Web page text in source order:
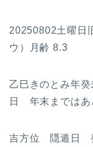
20250802土曜日
ウ）月齢 8.3
乙巳きのとみ年
日 年末まではあ
吉方位 隠遁日